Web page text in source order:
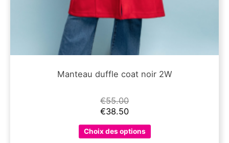
Manteau duffle coat noir 2W
€55.00
€38.50
Choix des options
Ce
produit